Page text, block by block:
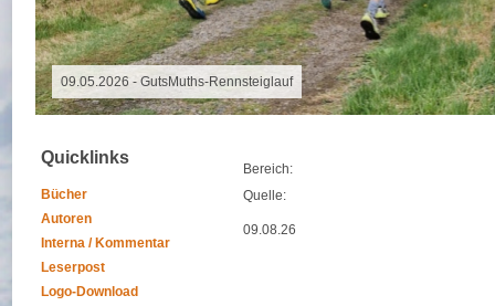
09.08.2026 - Special Event
Quicklinks
Bücher
Autoren
Interna / Kommentar
Leserpost
Logo-Download
Bereich:
Quelle:
09.08.26